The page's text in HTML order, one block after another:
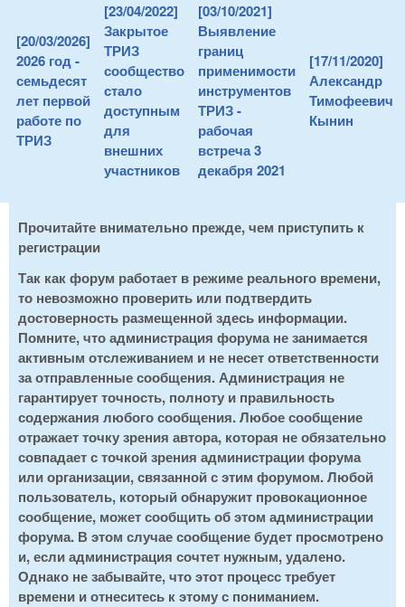
[20/03/2026]
2026 год -
семьдесят
лет первой
работе по
ТРИЗ
[23/04/2022]
Закрытое
ТРИЗ
сообщество
стало
доступным
для
внешних
участников
[03/10/2021]
Выявление
границ
применимости
инструментов
ТРИЗ -
рабочая
встреча 3
декабря 2021
[17/11/2020]
Александр
Тимофеевич
Кынин
Прочитайте внимательно прежде, чем приступить к
регистрации
Так как форум работает в режиме реального времени,
то невозможно проверить или подтвердить
достоверность размещенной здесь информации.
Помните, что администрация форума не занимается
активным отслеживанием и не несет ответственности
за отправленные сообщения. Администрация не
гарантирует точность, полноту и правильность
содержания любого сообщения. Любое сообщение
отражает точку зрения автора, которая не обязательно
совпадает с точкой зрения администрации форума
или организации, связанной с этим форумом. Любой
пользователь, который обнаружит провокационное
сообщение, может сообщить об этом администрации
форума. В этом случае сообщение будет просмотрено
и, если администрация сочтет нужным, удалено.
Однако не забывайте, что этот процесс требует
времени и отнеситесь к этому с пониманием.